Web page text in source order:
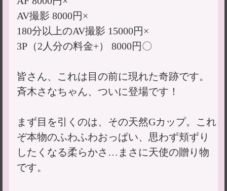
AV撮影 8000円×
180分以上のAV撮影 15000円×
3P（2人分の料金+） 8000円〇
皆さん、これは目の前に現れた奇跡です。
斉木さなちゃん、ついに登場です！
まず目を引くのは、その天然Gカップ。これ
ぞ本物のふわふわおっぱい、思わず頬ずり
したくなる柔らかさ…まさに天使の贈り物
です。